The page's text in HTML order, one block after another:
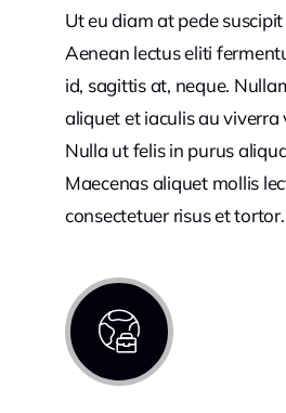
Ut eu diam at pede
Aenean lectus eliti
id, sagittis at, neque.
aliquet et iaculis au viverra
Nulla ut felis in purus
Maecenas aliquet mollis
consectetuer risus et tortor.